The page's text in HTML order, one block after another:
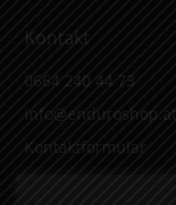
Kontakt
0664 240 44 73
info@enduroshop.at
Kontaktformular